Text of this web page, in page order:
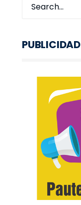
PUBLICIDAD